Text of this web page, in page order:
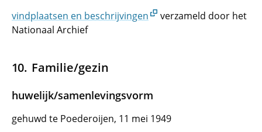
vindplaatsen en beschrijvingen
verzameld door het
Nationaal Archief
Familie/gezin
huwelijk/samenlevingsvorm
gehuwd te Poederoijen, 11 mei 1949